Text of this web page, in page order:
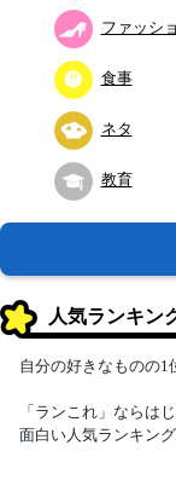
ファッシ
食事
ネタ
教育
人気ランキン
自分の好きなものの1
「ランこれ」ならは
面白い人気ランキング